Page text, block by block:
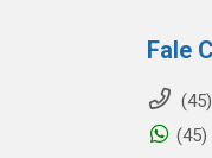
Fale
(45)